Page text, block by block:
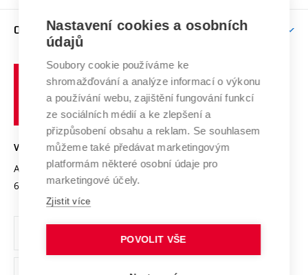
E-přihláška
Závěrečné práce
Doktorské studium
Studium bez bariér
Podpora podnikání
Mezinárodní vědecká rada
Systém zajišťování kvality výzkumu
Výzkumné infrastruktury
Transfer znalostí
Open Science
Projekty
Projekty ze strukturálních fondů
Specifický výzkum
Firemní spolupráce
Zahraniční spolupráce
Spolupráce se školami
Mezinárodní dohody
Univerzitní sítě
O UNIVERZITĚ
Profil univerzity
Udržitelná univerzita
Podnikavá univerzita / ContriBUTe
Bezpečná univerzita
Vyznamenání
Organizační struktura
Ochrana osobních údajů
učení
technické
Brně
VYSOKÉ UČENÍ TECHNICKÉ V BRNĚ
Antonínská 548/1
602 00 Brno
www.vut.cz
vut@vutbr.cz
Nastavení cookies a osobních
údajů
Soubory cookie používáme ke
shromažďování a analýze informací o výkonu
a používání webu, zajištění fungování funkcí
ze sociálních médií a ke zlepšení a
přizpůsobení obsahu a reklam. Se souhlasem
můžeme také předávat marketingovým
platformám některé osobní údaje pro
marketingové účely.
Zjistit více
POVOLIT VŠE